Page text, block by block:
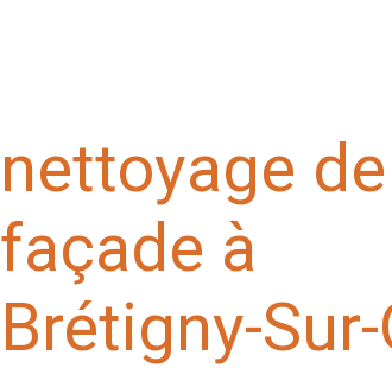
nettoyage de
façade à
Brétigny-